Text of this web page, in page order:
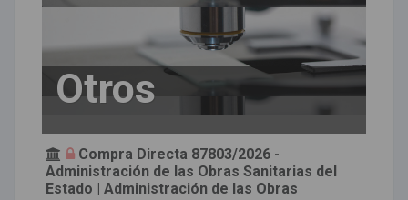
Otros
Compra Directa 87803/2026 -
Administración de las Obras Sanitarias del
Estado | Administración de las Obras